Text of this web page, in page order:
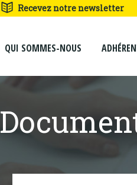
Recevez notre newsletter
QUI SOMMES-NOUS